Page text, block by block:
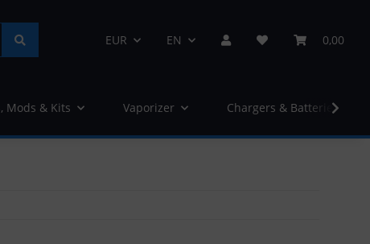
EUR EN 0,00
Mods & Kits Vaporizer Chargers & Batteries